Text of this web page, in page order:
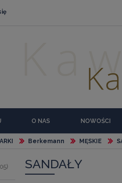
O NAS NOWOŚCI
Berkemann MĘSKIE
SANDAŁY